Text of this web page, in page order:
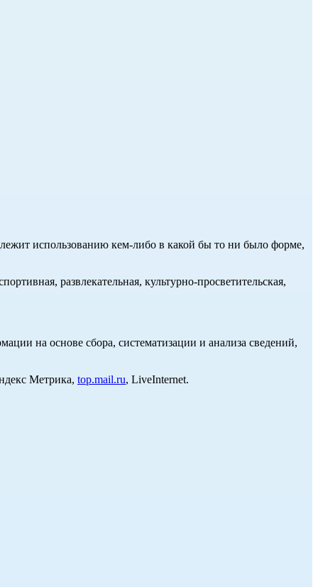
использованию кем-либо в какой бы то ни было форме,
развлекательная, культурно-просветительская,
на основе сбора, систематизации и анализа сведений,
Метрика, top.mail.ru, LiveInternet.